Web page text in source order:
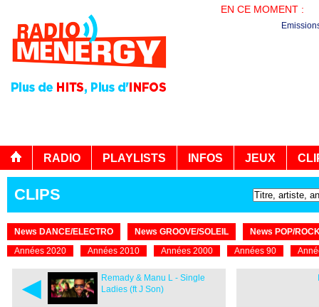
EN CE MOMENT :
RADIO PLAYLISTS INFOS JEUX
CLIPS
News DANCE/ELECTRO News GROOVE/SOLEIL
News POP/
Années 2020
Années 2010 Années 2000 Années 90
◄
Remady & Manu L - Single
Ladies (ft J Son)